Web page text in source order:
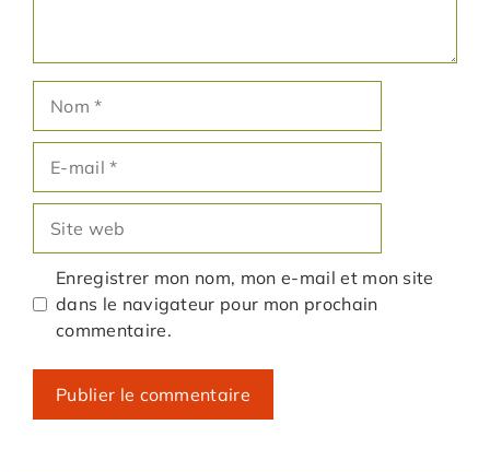
mail
web
Enregistrer mon nom, mon e-mail et mon site
dans le navigateur pour mon prochain
commentaire.